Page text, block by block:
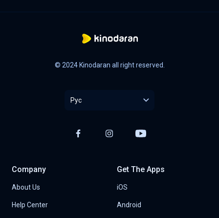
© 2024 Kinodaran all right reserved.
Рус
Company
About Us
Help Center
Get The Apps
iOS
Android